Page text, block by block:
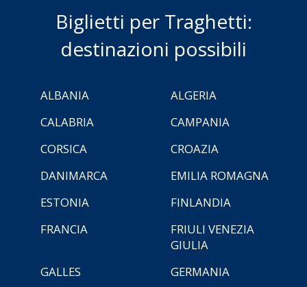
Biglietti per Traghetti:
destinazioni possibili
ALBANIA
ALGERIA
CALABRIA
CAMPANIA
CORSICA
CROAZIA
DANIMARCA
EMILIA ROMAGNA
ESTONIA
FINLANDIA
FRANCIA
FRIULI VENEZIA
GIULIA
GALLES
GERMANIA